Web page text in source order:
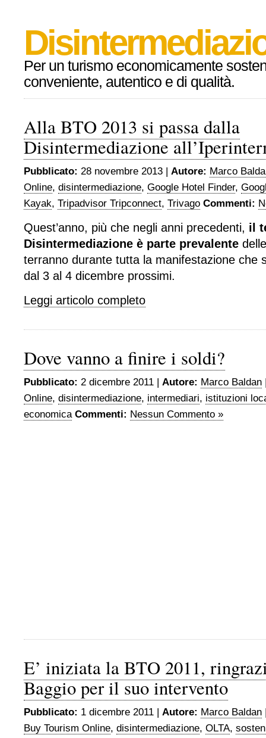
Per un turismo economicamente
conveniente, autentico e di qualità.
Alla BTO 2013 si passa dalla
Disintermediazione
Pubblicato: 28 novembre 2013 | Autore: Marco
Online, disintermediazione, Google Hotel Finder,
Kayak, Tripadvisor Tripconnect, Trivago Commenti:
Quest’anno, più che negli anni precedenti, il
Disintermediazione è parte prevalente
terranno durante tutta la manifestazione che
dal 3 al 4 dicembre prossimi.
Leggi articolo completo
Dove vanno a finire i soldi?
Pubblicato: 2 dicembre 2011 | Autore: Marco Baldan
Online, disintermediazione, intermediari, istituzioni
economica Commenti: Nessun Commento »
E’ iniziata la BTO 2011,
Baggio per il suo intervento
Pubblicato: 1 dicembre 2011 | Autore: Marco Baldan
Buy Tourism Online, disintermediazione, OLTA,